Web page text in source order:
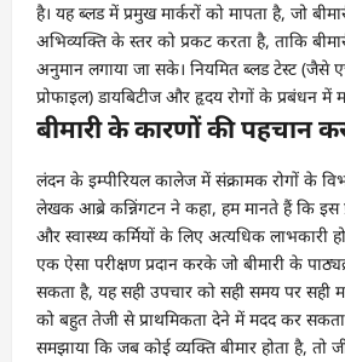
है। यह ब्लड में प्रमुख मार्करों को मापता है, जो
अभिव्यक्ति के स्तर को प्रकट करता है, ताकि
अनुमान लगाया जा सके। नियमित ब्लड टेस्ट (जैसे
प्रोफाइल) डायबिटीज और हृदय रोगों के प्रबंधन में
बीमारी के कारणों की पहचान
लंदन के इम्पीरियल कालेज में संक्रामक रोगों के
लेखक आब्रे कन्निंगटन ने कहा, हम मानते हैं कि इस
और स्वास्थ्य कर्मियों के लिए अत्यधिक लाभकारी
एक ऐसा परीक्षण प्रदान करके जो बीमारी के
सकता है, यह सही उपचार को सही समय पर सही
को बहुत तेजी से प्राथमिकता देने में मदद कर
समझाया कि जब कोई व्यक्ति बीमार होता है, तो